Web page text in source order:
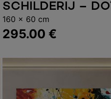
Toevoegen aan
SCHILDERIJ –
295.00 €
160 x 60 cm